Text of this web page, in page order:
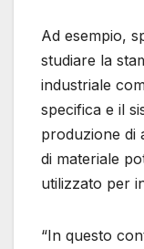
Ad esempio,
studiare la
industriale
specifica e il
produzione di
di materiale
utilizzato per
“In questo